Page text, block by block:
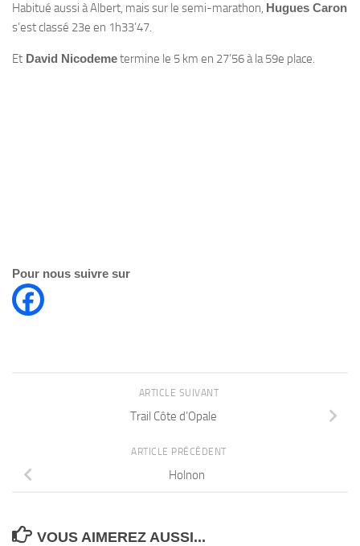
Habitué aussi à Albert, mais sur le semi-marathon, Hugues Caron
s’est classé 23e en 1h33’47.
Et David Nicodemetermine le 5 km en 27’56 à la 59e place.
Pour nous suivre sur
ARTICLE SUIVANT
Trail Côte d’Opale
ARTICLE PRÉCÉDENT
Holnon
VOUS AIMEREZ AUSSI...